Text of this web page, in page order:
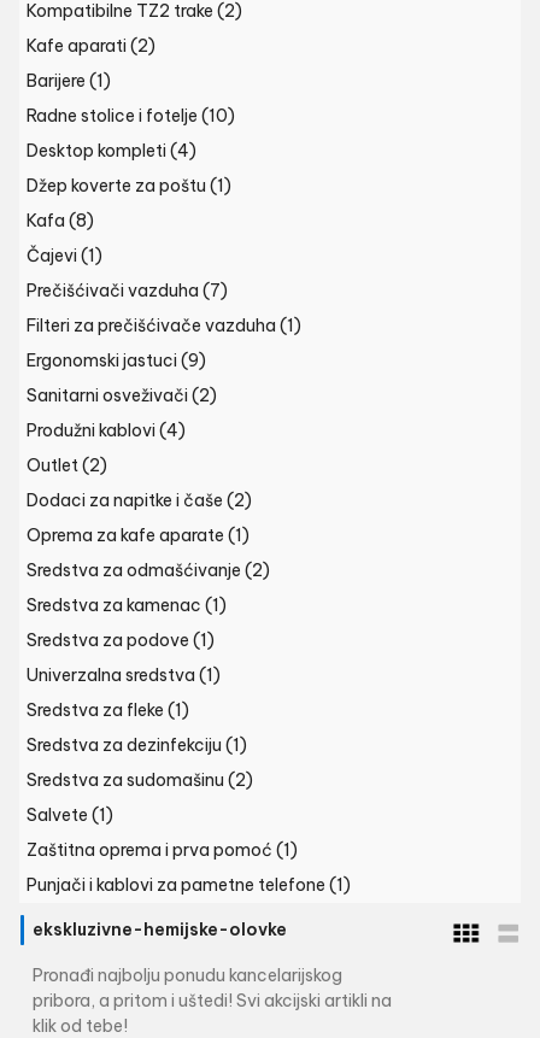
Kompatibilne TZ2 trake (2)
Kafe aparati (2)
Barijere (1)
Radne stolice i fotelje (10)
Desktop kompleti (4)
Džep koverte za poštu (1)
Kafa (8)
Čajevi (1)
Prečišćivači vazduha (7)
Filteri za prečišćivače vazduha (1)
Ergonomski jastuci (9)
Sanitarni osveživači (2)
Produžni kablovi (4)
Outlet(2)
Dodaci za napitke i čaše (2)
Oprema za kafe aparate (1)
Sredstva za odmašćivanje (2)
Sredstva za kamenac (1)
Sredstva za podove (1)
Univerzalna sredstva (1)
Sredstva za fleke (1)
Sredstva za dezinfekciju (1)
Sredstva za sudomašinu (2)
Salvete (1)
Zaštitna oprema i prva pomoć (1)
Punjači i kablovi za pametne telefone (1)
ekskluzivne-hemijske-olovke
Pronađi najbolju ponudu kancelarijskog
pribora, a pritom i uštedi! Svi akcijski artikli na
klik od tebe!